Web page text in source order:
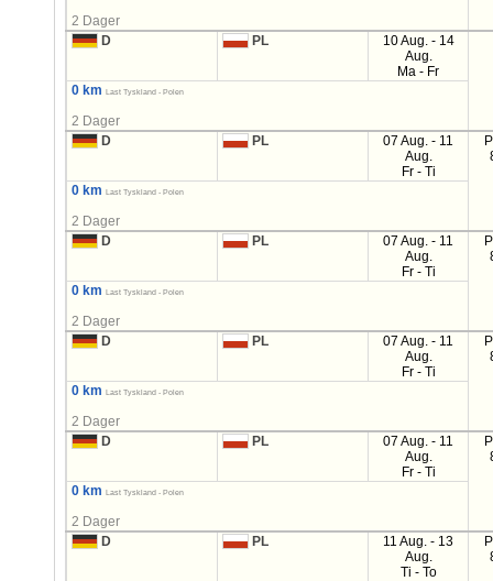
2 Dager
D
PL
10 Aug. - 14
Aug.
Ma - Fr
0 km
Last Tyskland - Polen
2 Dager
D
PL
07 Aug. - 11
Aug.
Fr - Ti
0 km Last Tyskland - Polen
2 Dager
D
PL
07 Aug. - 11
Aug.
Fr - Ti
0 km Last Tyskland - Polen
2 Dager
D
PL
07 Aug. - 11
Aug.
Fr - Ti
0 km Last Tyskland - Polen
2 Dager
D
PL
07 Aug. - 11
Aug.
Fr - Ti
0 km Last Tyskland - Polen
2 Dager
D
PL
11 Aug. - 13
Aug.
Ti - To